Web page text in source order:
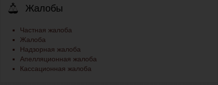
Жалобы
Частная жалоба
Жалоба
Надзорная жалоба
Апелляционная жалоба
Кассационная жалоба